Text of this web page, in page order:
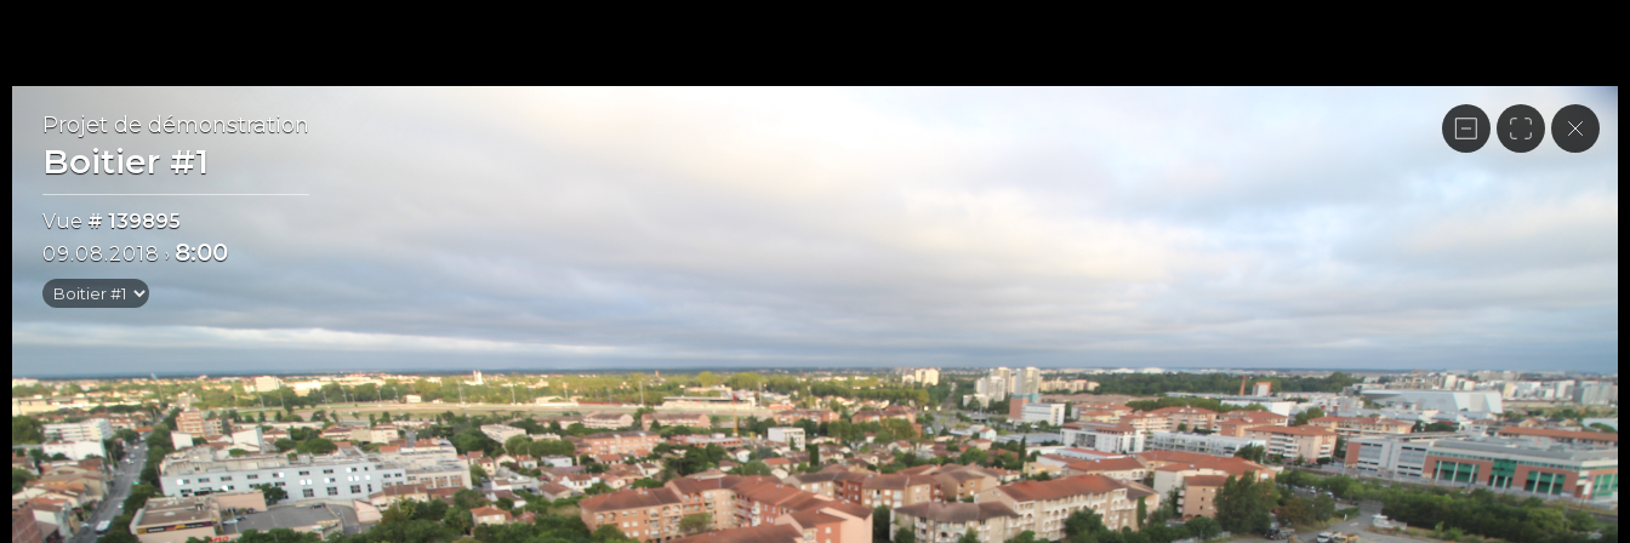
Projet de démonstration
Boitier #1
Vue # 139895
09.08.2018 › 8:00